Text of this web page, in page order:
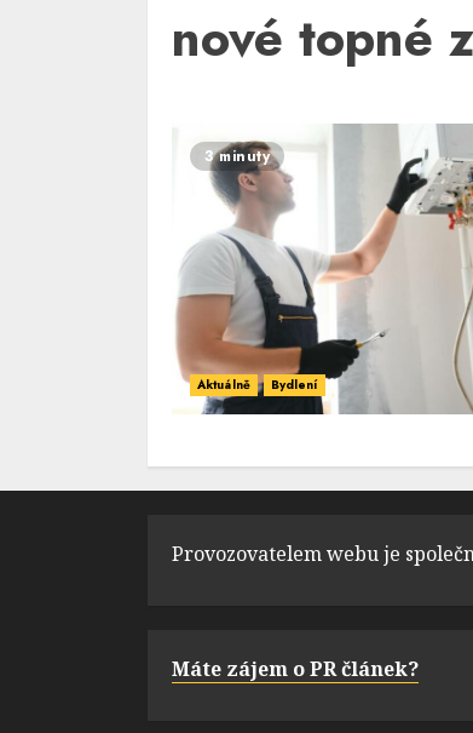
nové topné
3 minuty
Aktuálně Bydlení
Provozovatelem webu je
Máte zájem o PR článek?